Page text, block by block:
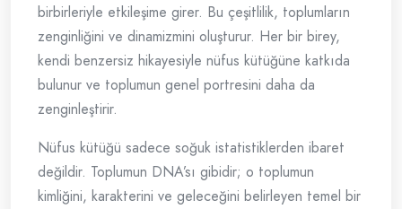
birbirleriyle etkileşime girer. Bu çeşitlilik, toplumların
zenginliğini ve dinamizmini oluşturur. Her bir birey,
kendi benzersiz hikayesiyle nüfus kütüğüne katkıda
bulunur ve toplumun genel portresini daha da
zenginleştirir.
Nüfus kütüğü sadece soğuk istatistiklerden ibaret
değildir. Toplumun DNA’sı gibidir; o toplumun
kimliğini, karakterini ve geleceğini belirleyen temel bir